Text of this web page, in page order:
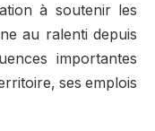
à soutenir les
au ralenti depuis
importantes
ses emplois